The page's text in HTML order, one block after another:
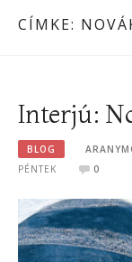
CÍMKE:
Interjú:
BLOG
PÉNTEK
0